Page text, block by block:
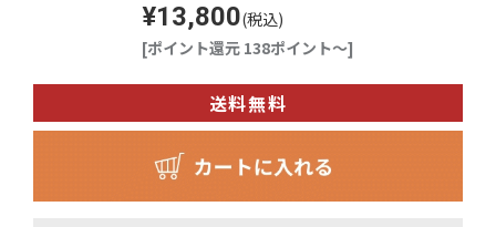
¥13,800(税込)
[ポイント還元 138ポイント～]